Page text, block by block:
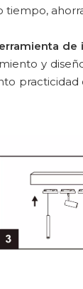
tiempo,
de
y